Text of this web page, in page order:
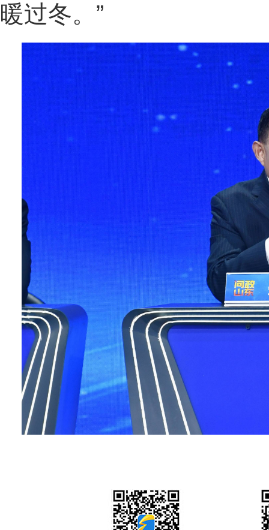
暖过冬。”